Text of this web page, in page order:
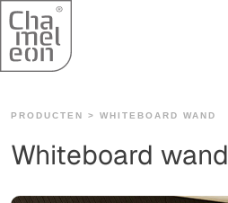
PRODUCTEN > WHITEBOARD WAND
Whiteboard wand